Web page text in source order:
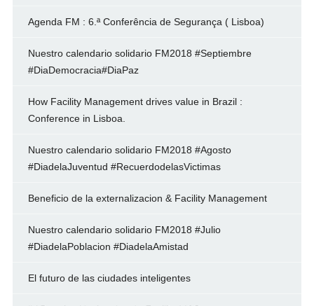
Agenda FM : 6.ª Conferência de Segurança ( Lisboa)
Nuestro calendario solidario FM2018 #Septiembre
#DiaDemocracia#DiaPaz
How Facility Management drives value in Brazil :
Conference in Lisboa.
Nuestro calendario solidario FM2018 #Agosto
#DiadelaJuventud #RecuerdodelasVictimas
Beneficio de la externalizacion & Facility Management
Nuestro calendario solidario FM2018 #Julio
#DiadelaPoblacion #DiadelaAmistad
El futuro de las ciudades inteligentes